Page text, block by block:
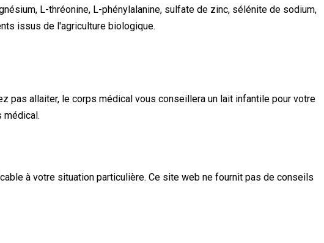
L-thréonine, L-phénylalanine, sulfate de zinc, sélénite de sodium,
issus de l'agriculture biologique.
pas allaiter, le corps médical vous conseillera un lait infantile pour votre
médical.
à votre situation particulière. Ce site web ne fournit pas de conseils